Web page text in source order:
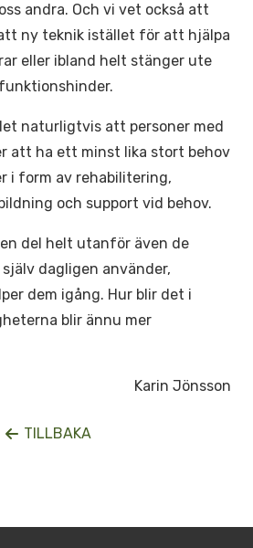
andra. Och vi vet också att
ny teknik istället för att hjälpa
eller ibland helt stänger ute
naturligtvis att personer med
att ha ett minst lika stort behov
i form av rehabilitering,
och support vid behov.
del helt utanför även de
dagligen använder,
dem igång. Hur blir det i
blir ännu mer
Karin Jönsson
TILLBAKA